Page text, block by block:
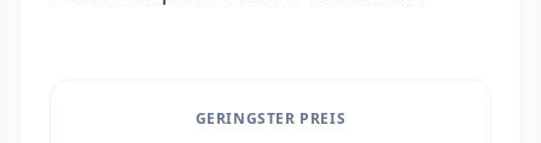
GERINGSTER PREIS